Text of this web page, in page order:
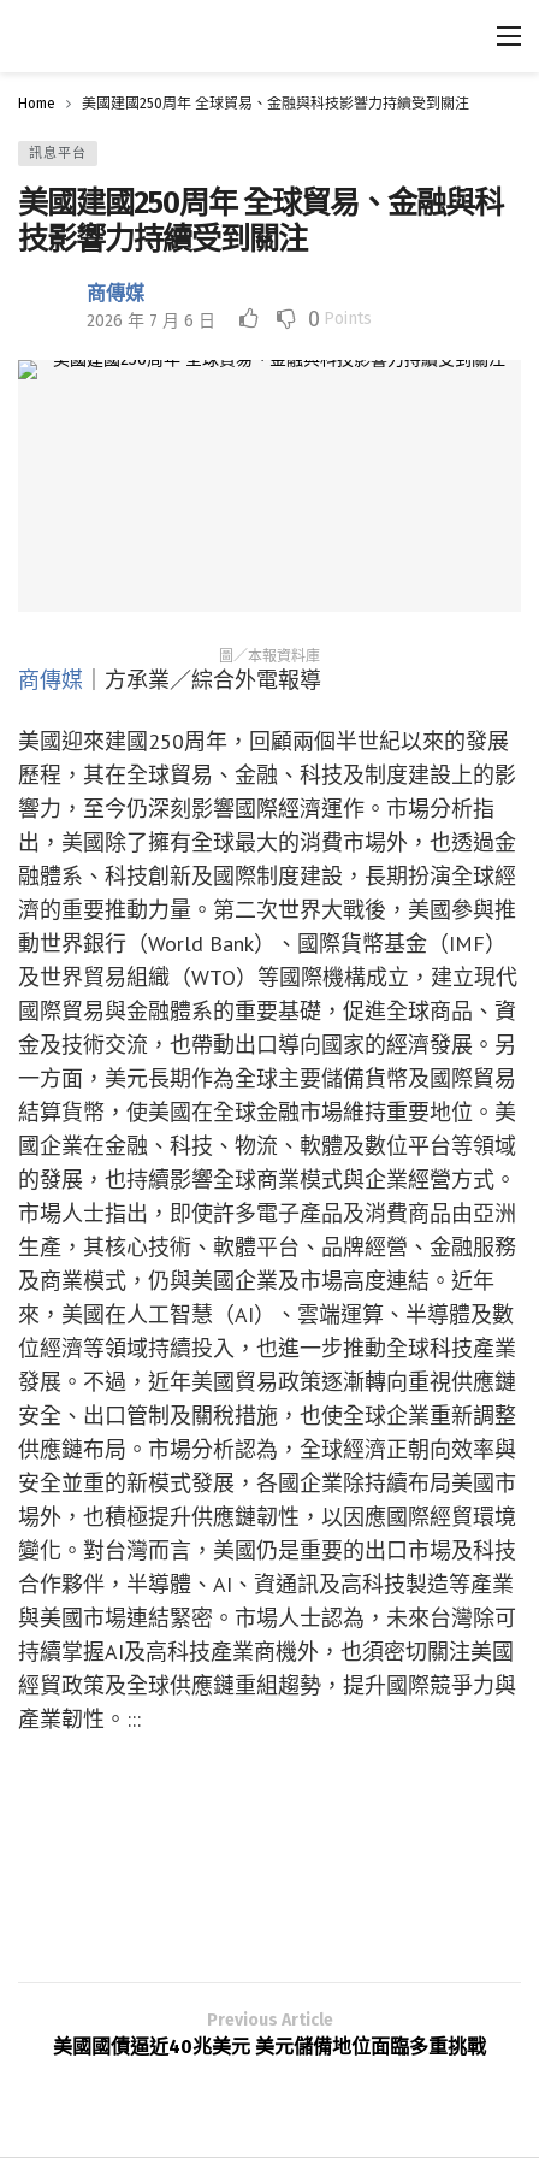
Home 美國建國250周年 全球貿易、金融與科技影響力持續受到關注
訊息平台
美國建國250周年 全球貿易、金融與科
技影響力持續受到關注
商傳媒
2026 年 7 月 6 日 0 Points
圖／本報資料庫
商傳媒 ｜方承業／綜合外電報導
美國迎來建國250周年，回顧兩個半世紀以來的發展
歷程，其在全球貿易、金融、科技及制度建設上的影
響力，至今仍深刻影響國際經濟運作。市場分析指
出，美國除了擁有全球最大的消費市場外，也透過金
融體系、科技創新及國際制度建設，長期扮演全球經
濟的重要推動力量。第二次世界大戰後，美國參與推
動世界銀行（World Bank）、國際貨幣基金（IMF）
及世界貿易組織（WTO）等國際機構成立，建立現代
國際貿易與金融體系的重要基礎，促進全球商品、資
金及技術交流，也帶動出口導向國家的經濟發展。另
一方面，美元長期作為全球主要儲備貨幣及國際貿易
結算貨幣，使美國在全球金融市場維持重要地位。美
國企業在金融、科技、物流、軟體及數位平台等領域
的發展，也持續影響全球商業模式與企業經營方式。
市場人士指出，即使許多電子產品及消費商品由亞洲
生產，其核心技術、軟體平台、品牌經營、金融服務
及商業模式，仍與美國企業及市場高度連結。近年
來，美國在人工智慧（AI）、雲端運算、半導體及數
位經濟等領域持續投入，也進一步推動全球科技產業
發展。不過，近年美國貿易政策逐漸轉向重視供應鏈
安全、出口管制及關稅措施，也使全球企業重新調整
供應鏈布局。市場分析認為，全球經濟正朝向效率與
安全並重的新模式發展，各國企業除持續布局美國市
場外，也積極提升供應鏈韌性，以因應國際經貿環境
變化。對台灣而言，美國仍是重要的出口市場及科技
合作夥伴，半導體、AI、資通訊及高科技製造等產業
與美國市場連結緊密。市場人士認為，未來台灣除可
持續掌握AI及高科技產業商機外，也須密切關注美國
經貿政策及全球供應鏈重組趨勢，提升國際競爭力與
產業韌性。:::
Previous Article
美國國債逼近40兆美元 美元儲備地位面臨多重挑戰